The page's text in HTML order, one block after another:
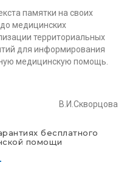
памятки на своих
медицинских
территориальных
для информирования
медицинскую помощь.
В.И.Скворцова
бесплатного
помощи